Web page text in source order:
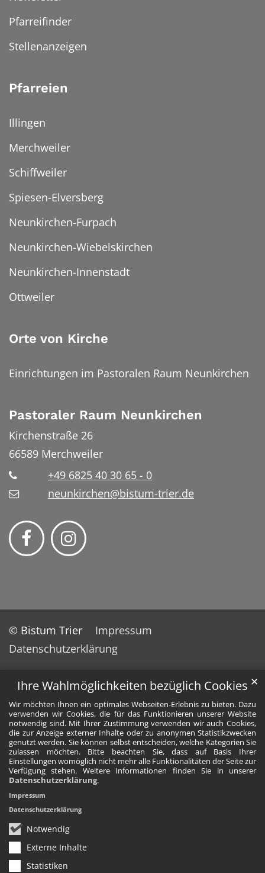
Ihre Wahlmöglichkeiten bezüglich Cookies
Wir möchten Ihnen ein optimales Webseiten-Erlebnis zu bieten. Dazu
verwenden wir Cookies, die für das Funktionieren unserer Website
notwendig sind. Mit Ihrer Zustimmung verwenden wir auch Cookies,
die zur Anzeige externer Inhalte oder zu anonymen Statistikzwecken
genutzt werden. Sie können selbst entscheiden, welche Kategorien Sie
zulassen möchten. Bitte beachten Sie, dass auf Basis Ihrer
Einstellungen womöglich nicht mehr alle Funktionalitäten der Seite zur
Verfügung stehen. Weitere Informationen finden Sie in unserer
Datenschutzerklärung.
Notwendig
Externe Inhalte
Statistiken
✕
Impressum
Datenschutzerklärung
Pfarreifinder
Stellenanzeigen
Pfarreien
Illingen
Merchweiler
Schiffweiler
Spiesen-Elversberg
Neunkirchen-Furpach
Neunkirchen-Wiebelskirchen
Neunkirchen-Innenstadt
Ottweiler
Orte von Kirche
Einrichtungen im Pastoralen Raum Neunkirchen
Pastoraler Raum Neunkirchen
Kirchenstraße 26
66589 Merchweiler
+49 6825 40 30 65 - 0
neunkirchen@bistum-trier.de
© Bistum Trier
Impressum
Datenschutzerklärung